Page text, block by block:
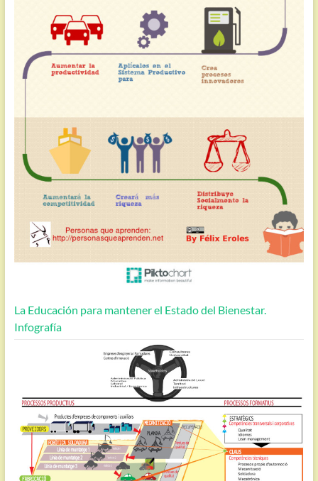
La Educación para mantener el Estado del Bienestar.
Infografía